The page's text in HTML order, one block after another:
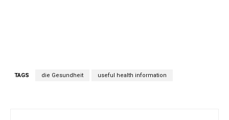
TAGS die Gesundheit useful health information